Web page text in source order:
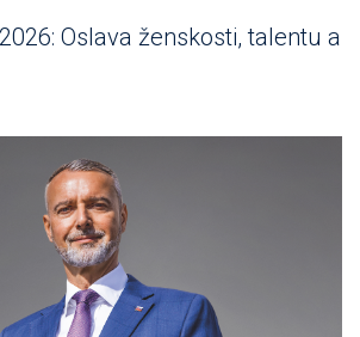
Oslava ženskosti, talentu a